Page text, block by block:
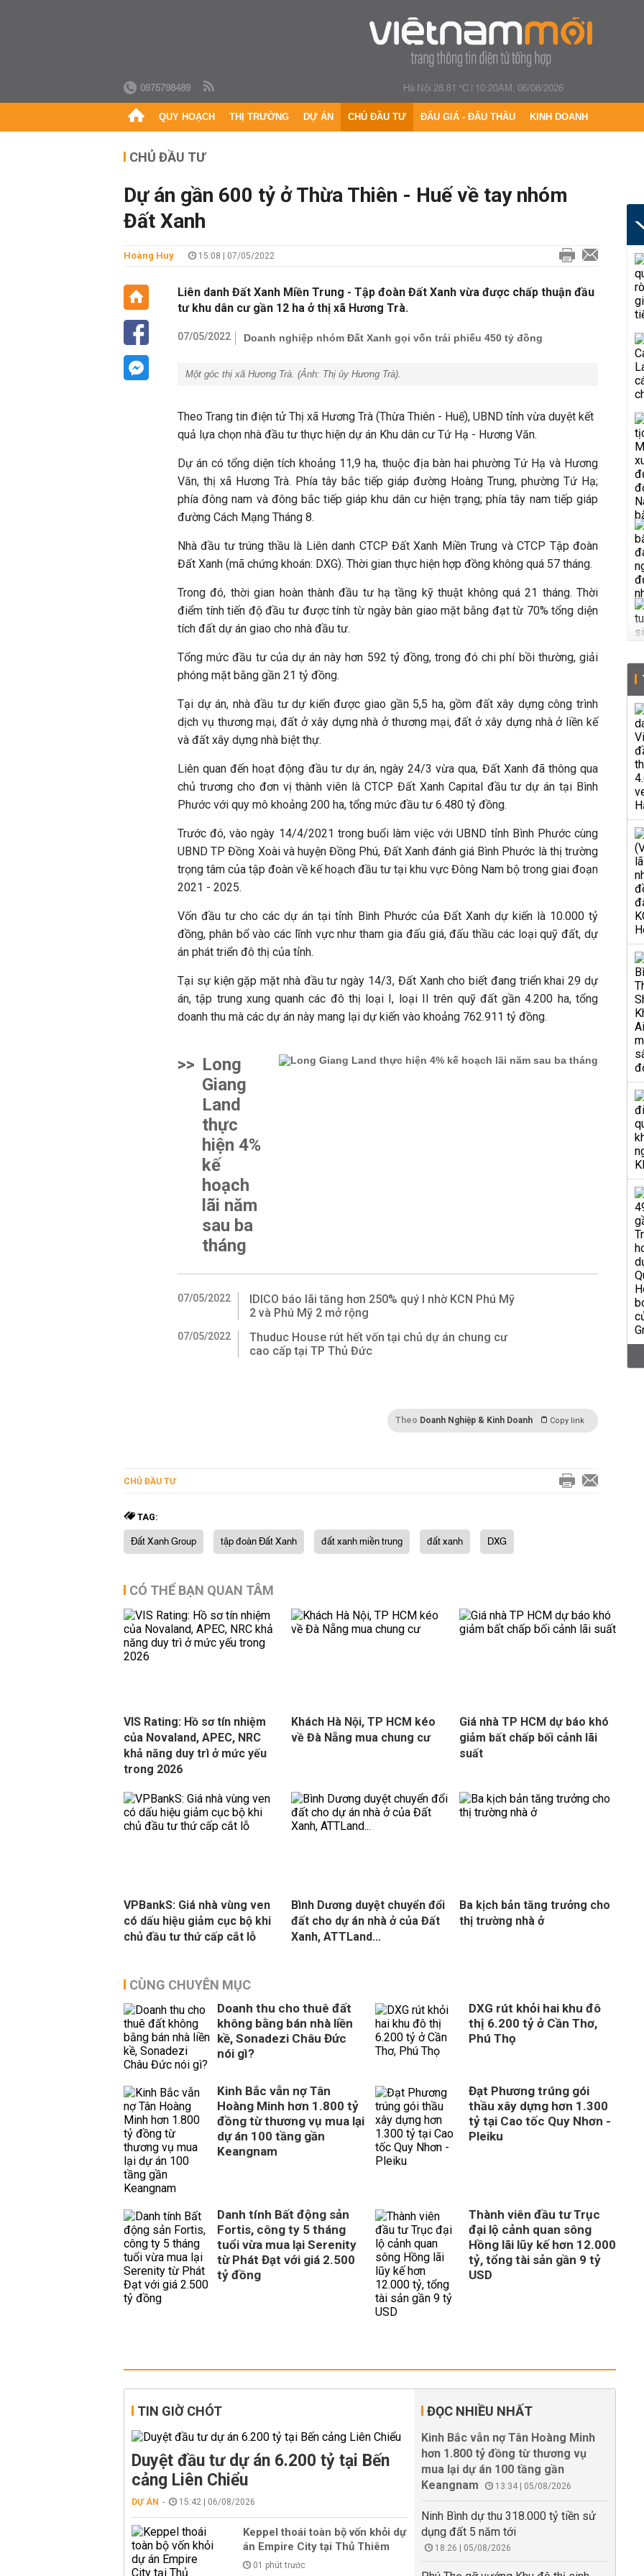
0975798489 Hà Nội 28.81 °C| 10:20AM, 06/08/2026
QUY HOẠCH THỊ TRƯỜNG DỰ ÁN CHỦ ĐẦU TƯ ĐẤU GIÁ - ĐẤU THẦU KINH DOANH
CHỦ ĐẦU TƯ
Dự án gần 600 tỷ ở Thừa Thiên - Huế về tay nhóm
Đất Xanh
Hoàng Huy 15:08 | 07/05/2022
Liên danh Đất Xanh Miền Trung - Tập đoàn Đất Xanh vừa được chấp thuận đầu
tư khu dân cư gần 12 ha ở thị xã Hương Trà.
07/05/2022 Doanh nghiệp nhóm Đất Xanh gọi vốn trái phiếu 450 tỷ đồng
Một góc thị xã Hương Trà. (Ảnh: Thị ủy Hương Trà).
Theo Trang tin điện tử Thị xã Hương Trà (Thừa Thiên - Huế), UBND tỉnh vừa duyệt kết
quả lựa chọn nhà đầu tư thực hiện dự án Khu dân cư Tứ Hạ - Hương Văn.
Dự án có tổng diện tích khoảng 11,9 ha, thuộc địa bàn hai phường Tứ Hạ và Hương
Văn, thị xã Hương Trà. Phía tây bắc tiếp giáp đường Hoàng Trung, phường Tứ Hạ;
phía đông nam và đông bắc tiếp giáp khu dân cư hiện trạng; phía tây nam tiếp giáp
đường Cách Mạng Tháng 8.
Nhà đầu tư trúng thầu là Liên danh CTCP Đất Xanh Miền Trung và CTCP Tập đoàn
Đất Xanh (mã chứng khoán: DXG). Thời gian thực hiện hợp đồng không quá 57 tháng.
Trong đó, thời gian hoàn thành đầu tư hạ tầng kỹ thuật không quá 21 tháng. Thời
điểm tính tiến độ đầu tư được tính từ ngày bàn giao mặt bằng đạt từ 70% tổng diện
tích đất dự án giao cho nhà đầu tư.
Tổng mức đầu tư của dự án này hơn 592 tỷ đồng, trong đó chi phí bồi thường, giải
phóng mặt bằng gần 21 tỷ đồng.
Tại dự án, nhà đầu tư dự kiến được giao gần 5,5 ha, gồm đất xây dựng công trình
dịch vụ thương mại, đất ở xây dựng nhà ở thương mại, đất ở xây dựng nhà ở liền kế
và đất xây dựng nhà biệt thự.
Liên quan đến hoạt động đầu tư dự án, ngày 24/3 vừa qua, Đất Xanh đã thông qua
chủ trương cho đơn vị thành viên là CTCP Đất Xanh Capital đầu tư dự án tại Bình
Phước với quy mô khoảng 200 ha, tổng mức đầu tư 6.480 tỷ đồng.
Trước đó, vào ngày 14/4/2021 trong buổi làm việc với UBND tỉnh Bình Phước cùng
UBND TP Đồng Xoài và huyện Đồng Phú, Đất Xanh đánh giá Bình Phước là thị trường
trọng tâm của tập đoàn về kế hoạch đầu tư tại khu vực Đông Nam bộ trong giai đoạn
2021 - 2025.
Vốn đầu tư cho các dự án tại tỉnh Bình Phước của Đất Xanh dự kiến là 10.000 tỷ
đồng, phân bổ vào các lĩnh vực như tham gia đấu giá, đấu thầu các loại quỹ đất, dự
án phát triển đô thị của tỉnh.
Tại sự kiện gặp mặt nhà đầu tư ngày 14/3, Đất Xanh cho biết đang triển khai 29 dự
án, tập trung xung quanh các đô thị loại I, loại II trên quỹ đất gần 4.200 ha, tổng
doanh thu mà các dự án này mang lại dự kiến vào khoảng 762.911 tỷ đồng.
>> Long
Giang
Land
thực
hiện 4%
kế
hoạch
lãi năm
sau ba
tháng
07/05/2022
IDICO báo lãi tăng hơn 250% quý I nhờ KCN Phú Mỹ
2 và Phú Mỹ 2 mở rộng
07/05/2022
Thuduc House rút hết vốn tại chủ dự án chung cư
cao cấp tại TP Thủ Đức
Theo Doanh Nghiệp & Kinh Doanh Copy link
CHỦ ĐẦU TƯ
TAG:
Đất Xanh Group tập đoàn Đất Xanh đất xanh miền trung đất xanh DXG
CÓ THỂ BẠN QUAN TÂM
VIS Rating: Hồ sơ tín nhiệm
của Novaland, APEC, NRC
khả năng duy trì ở mức yếu
trong 2026
Khách Hà Nội, TP HCM kéo
về Đà Nẵng mua chung cư
Giá nhà TP HCM dự báo khó
giảm bất chấp bối cảnh lãi
suất
VPBankS: Giá nhà vùng ven
có dấu hiệu giảm cục bộ khi
chủ đầu tư thứ cấp cắt lỗ
Bình Dương duyệt chuyển đổi
đất cho dự án nhà ở của Đất
Xanh, ATTLand...
Ba kịch bản tăng trưởng cho
thị trường nhà ở
CÙNG CHUYÊN MỤC
Doanh thu cho thuê đất
không bằng bán nhà liền
kề, Sonadezi Châu Đức
nói gì?
DXG rút khỏi hai khu đô
thị 6.200 tỷ ở Cần Thơ,
Phú Thọ
Kinh Bắc vẫn nợ Tân
Hoàng Minh hơn 1.800 tỷ
đồng từ thương vụ mua lại
dự án 100 tầng gần
Keangnam
Đạt Phương trúng gói
thầu xây dựng hơn 1.300
tỷ tại Cao tốc Quy Nhơn -
Pleiku
Danh tính Bất động sản
Fortis, công ty 5 tháng
tuổi vừa mua lại Serenity
từ Phát Đạt với giá 2.500
tỷ đồng
Thành viên đầu tư Trục
đại lộ cảnh quan sông
Hồng lãi lũy kế hơn 12.000
tỷ, tổng tài sản gần 9 tỷ
USD
TIN GIỜ CHÓT
Duyệt đầu tư dự án 6.200 tỷ tại Bến
cảng Liên Chiểu
DỰ ÁN 15:42 | 06/08/2026
Keppel thoái toàn bộ vốn khỏi dự
án Empire City tại Thủ Thiêm
01 phút trước
ĐỌC NHIỀU NHẤT
Kinh Bắc vẫn nợ Tân Hoàng Minh
hơn 1.800 tỷ đồng từ thương vụ
mua lại dự án 100 tầng gần
Keangnam
13:34 | 05/08/2026
Ninh Bình dự thu 318.000 tỷ tiền sử
dụng đất 5 năm tới
18:26 | 05/08/2026